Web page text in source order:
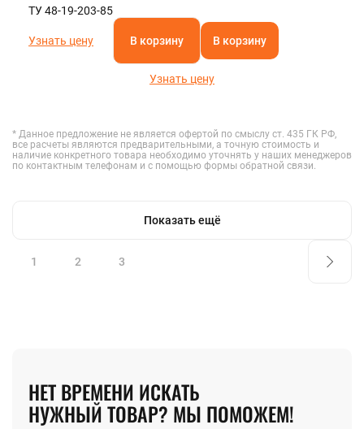
ТУ 48-19-203-85
Узнать цену В корзину В корзину
Узнать цену
* Данное предложение не является офертой по смыслу ст. 435 ГК РФ,
все расчеты являются предварительными, а точную стоимость и
наличие конкретного товара необходимо уточнять у наших менеджеров
по контактным телефонам и с помощью формы обратной связи.
Показать ещё
1 2 3
НЕТ ВРЕМЕНИ ИСКАТЬ
НУЖНЫЙ ТОВАР? МЫ ПОМОЖЕМ!